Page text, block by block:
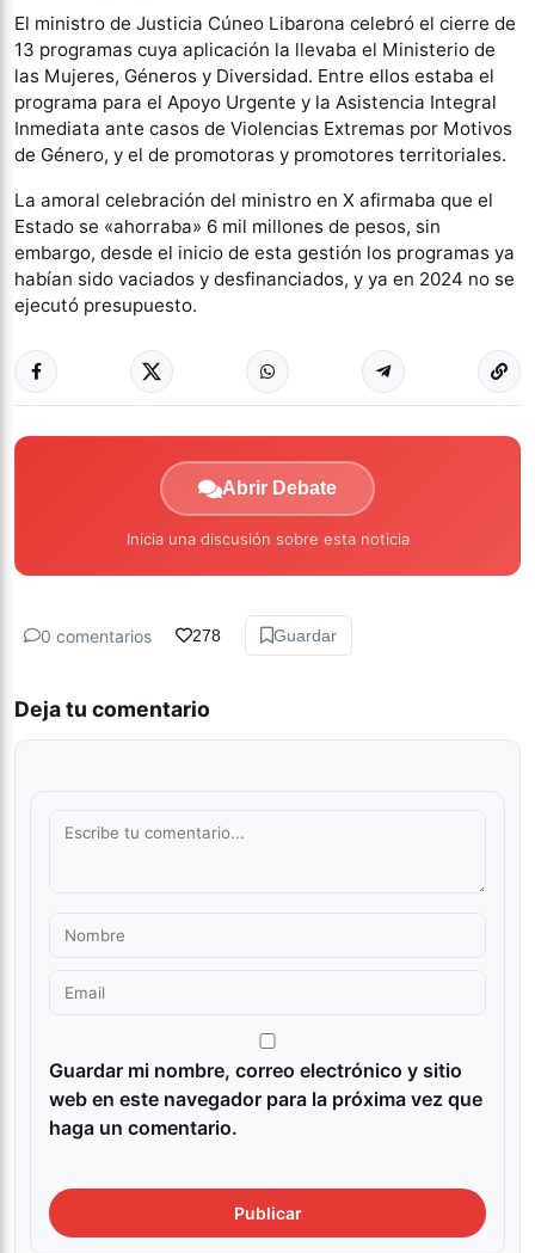
El ministro de Justicia Cúneo Libarona celebró el cierre de
13 programas cuya aplicación la llevaba el Ministerio de
las Mujeres, Géneros y Diversidad. Entre ellos estaba el
programa para el Apoyo Urgente y la Asistencia Integral
Inmediata ante casos de Violencias Extremas por Motivos
de Género, y el de promotoras y promotores territoriales.
La amoral celebración del ministro en X afirmaba que el
Estado se «ahorraba» 6 mil millones de pesos, sin
embargo, desde el inicio de esta gestión los programas ya
habían sido vaciados y desfinanciados, y ya en 2024 no se
ejecutó presupuesto.
Abrir Debate
Inicia una discusión sobre esta noticia
0 comentarios 278 Guardar
Deja tu comentario
Guardar mi nombre, correo electrónico y sitio
web en este navegador para la próxima vez que
haga un comentario.